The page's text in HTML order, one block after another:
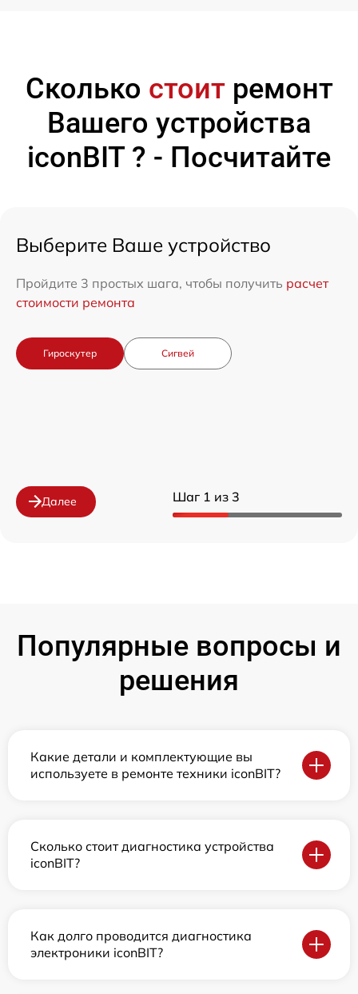
Сколько стоитремонт
Вашего устройства
iconBIT ? - Посчитайте
Шаг 1 из 3
Выберите Ваше устройство
Пройдите 3 простых шага, чтобы получить расчет
стоимости ремонта
Гироскутер Сигвей
Далее
Популярные вопросы и
решения
Какие детали и комплектующие вы
используете в ремонте техники iconBIT?
Сколько стоит диагностика устройства
iconBIT?
Как долго проводится диагностика
электроники iconBIT?